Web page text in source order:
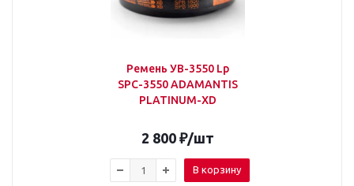
Ремень УВ-3550 Lp
SPС-3550 ADAMANTIS
PLATINUM-XD
2 800₽/шт
В корзину